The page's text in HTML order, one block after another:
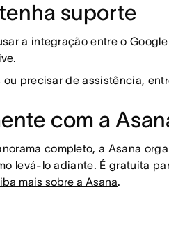
suporte
a integração entre o
.
precisar de assistência,
com a
completo, a Asana
levá-lo adiante. É gratuita
mais sobre a Asana.